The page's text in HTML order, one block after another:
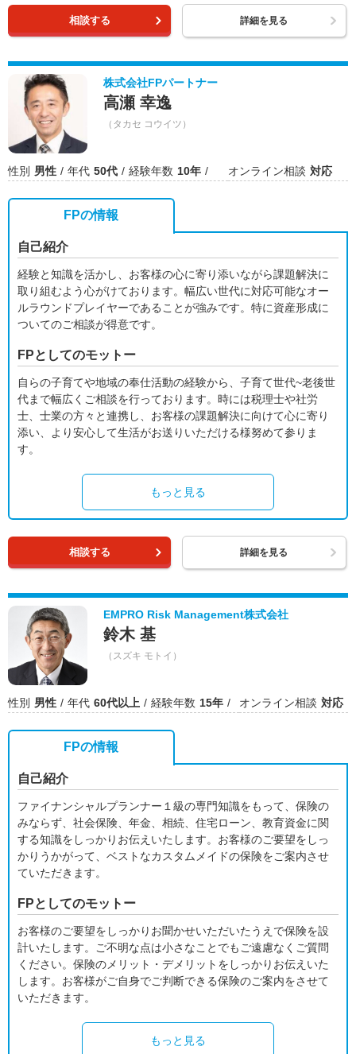
相談する 詳細を見る
株式会社FPパートナー
高瀬 幸逸
（タカセ コウイツ）
性別 男性 年代 50代 経験年数 10年 オンライン相談 対応
FPの情報
自己紹介
経験と知識を活かし、お客様の心に寄り添いながら課題解決に
取り組むよう心がけております。幅広い世代に対応可能なオー
ルラウンドプレイヤーであることが強みです。特に資産形成に
ついてのご相談が得意です。
FPとしてのモットー
自らの子育てや地域の奉仕活動の経験から、子育て世代~老後世
代まで幅広くご相談を行っております。時には税理士や社労
士、士業の方々と連携し、お客様の課題解決に向けて心に寄り
添い、より安心して生活がお送りいただける様努めて参りま
す。
もっと見る
相談する 詳細を見る
EMPRO Risk Management株式会社
鈴木 基
（スズキ モトイ）
性別 男性 年代 60代以上 経験年数 15年 オンライン相談 対応
FPの情報
自己紹介
ファイナンシャルプランナー１級の専門知識をもって、保険の
みならず、社会保険、年金、相続、住宅ローン、教育資金に関
する知識をしっかりお伝えいたします。お客様のご要望をしっ
かりうかがって、ベストなカスタムメイドの保険をご案内させ
ていただきます。
FPとしてのモットー
お客様のご要望をしっかりお聞かせいただいたうえで保険を設
計いたします。ご不明な点は小さなことでもご遠慮なくご質問
ください。保険のメリット・デメリットをしっかりお伝えいた
します。お客様がご自身でご判断できる保険のご案内をさせて
いただきます。
もっと見る